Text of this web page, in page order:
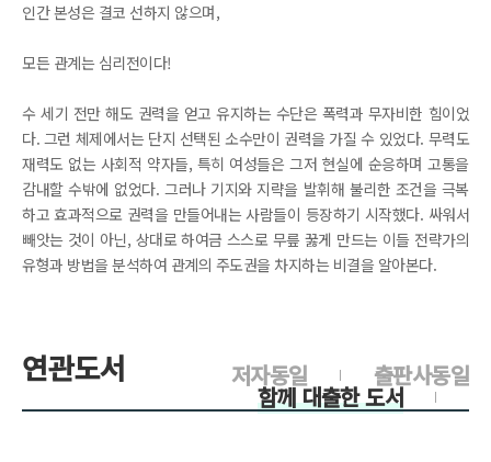
인간 본성은 결코 선하지 않으며,
모든 관계는 심리전이다!
수 세기 전만 해도 권력을 얻고 유지하는 수단은 폭력과 무자비한 힘이었
다. 그런 체제에서는 단지 선택된 소수만이 권력을 가질 수 있었다. 무력도
재력도 없는 사회적 약자들, 특히 여성들은 그저 현실에 순응하며 고통을
감내할 수밖에 없었다. 그러나 기지와 지략을 발휘해 불리한 조건을 극복
하고 효과적으로 권력을 만들어내는 사람들이 등장하기 시작했다. 싸워서
빼앗는 것이 아닌, 상대로 하여금 스스로 무릎 꿇게 만드는 이들 전략가의
유형과 방법을 분석하여 관계의 주도권을 차지하는 비결을 알아본다.
연관도서 출판사동일
저자동일
함께 대출한 도서